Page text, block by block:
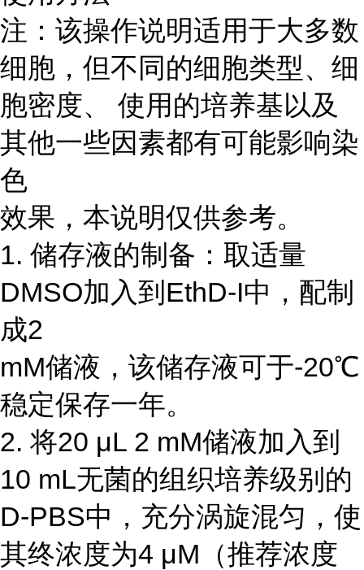
注：该操作说明适用于大多数
细胞，但不同的细胞类型、细
胞密度、 使用的培养基以及
其他一些因素都有可能影响染
色
效果，本说明仅供参考。
1. 储存液的制备：取适量
DMSO加入到EthD-I中，配制
成2
mM储液，该储存液可于-20℃
稳定保存一年。
2. 将20 μL 2 mM储液加入到
10 mL无菌的组织培养级别的
D-PBS中，充分涡旋混匀，使
其终浓度为4 μM（推荐浓度